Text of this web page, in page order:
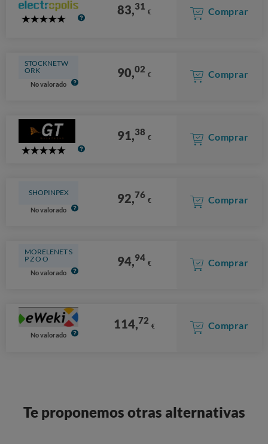
5
83,31 € Comprar
STOCKNETW
ORK
No valorado
90,02 € Comprar
5
91,38 € Comprar
SHOPINPEX
No valorado
92,76 € Comprar
MORELENET S
P Z O O
No valorado
94,94 € Comprar
No valorado
114,72 € Comprar
Te proponemos otras alternativas